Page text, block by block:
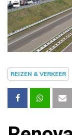
REIZEN & VERKEER